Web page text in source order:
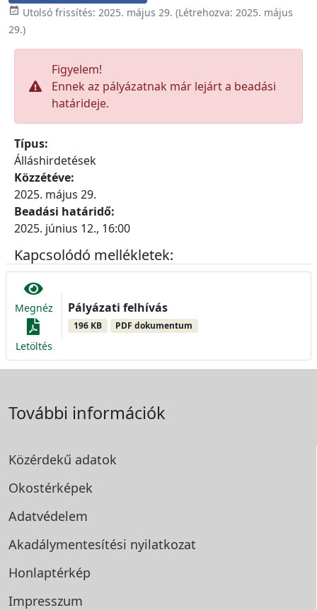
 Utolsó frissítés: 2025. május 29. (Létrehozva: 2025. május
29.)
Figyelem!
Ennek az pályázatnak már lejárt a beadási
határideje.
Típus:
Álláshirdetések
Közzétéve:
2025. május 29.
Beadási határidő:
2025. június 12., 16:00
Kapcsolódó mellékletek:
Megnéz
Letöltés
Pályázati felhívás
196 KB PDF dokumentum
További információk
Közérdekű adatok
Okostérképek
Adatvédelem
Akadálymentesítési nyilatkozat
Honlaptérkép
Impresszum